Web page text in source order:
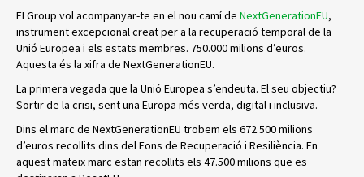
FI Group vol acompanyar-te en el nou camí de NextGenerationEU,
instrument excepcional creat per a la recuperació temporal de la
Unió Europea i els estats membres. 750.000 milions d’euros.
Aquesta és la xifra de NextGenerationEU.
La primera vegada que la Unió Europea s’endeuta. El seu objectiu?
Sortir de la crisi, sent una Europa més verda, digital i inclusiva.
Dins el marc de NextGenerationEU trobem els 672.500 milions
d’euros recollits dins del Fons de Recuperació i Resiliència. En
aquest mateix marc estan recollits els 47.500 milions que es